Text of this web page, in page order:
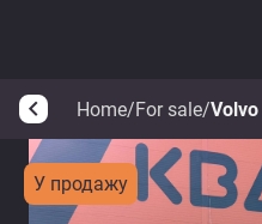
arrow_back_ios Home/For sale/
У продажу